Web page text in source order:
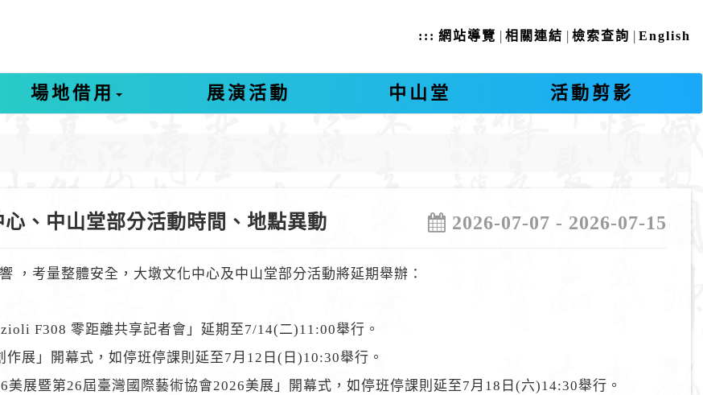
::: 網站導覽 |相關連結 |檢索查詢 |English
場地借用 展演活動 中山堂 活動剪影
、中山堂部分活動時間、地點異動 2026-07-07 - 2026-07-15
，考量整體安全，大墩文化中心及中山堂部分活動將延期舉辦：
F308 零距離共享記者會」延期至7/14(二)11:00舉行。
展」開幕式，如停班停課則延至7月12日(日)10:30舉行。
展暨第26屆臺灣國際藝術協會2026美展」開幕式，如停班停課則延至7月18日(六)14:30舉行。